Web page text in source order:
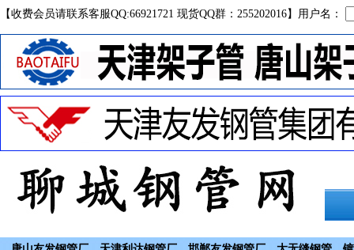
【收费会员请联系客服QQ:66921721 现货QQ群：255202016】用户名：